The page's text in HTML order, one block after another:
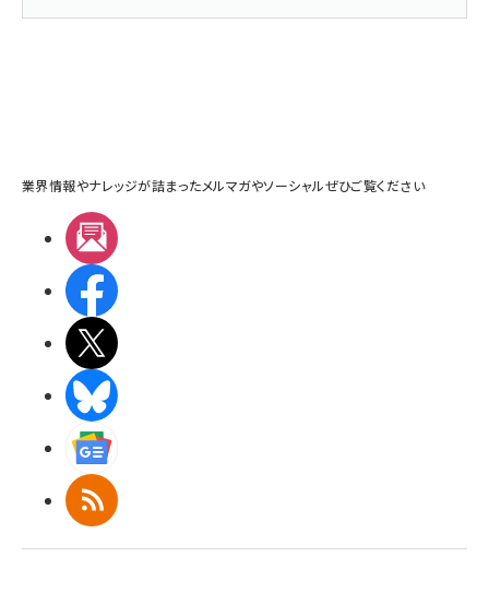
業界情報やナレッジが詰まったメルマガやソーシャルぜひご覧ください
RSS